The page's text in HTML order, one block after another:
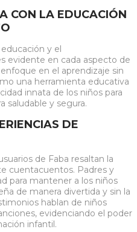
CON LA EDUCACIÓN
y el
evidente en cada aspecto de
en el aprendizaje sin
una herramienta educativa
innata de los niños para
saludable y segura.
DE
de Faba resaltan la
cuentacuentos. Padres y
para mantener a los niños
de manera divertida y sin la
hablan de niños
evidenciando el poder
infantil.